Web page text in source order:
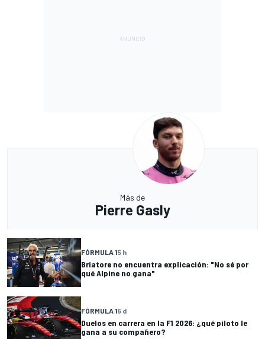
Más de
Pierre Gasly
FÓRMULA 15 h
Briatore no encuentra explicación: "No sé por
qué Alpine no gana"
FÓRMULA 15 d
Duelos en carrera en la F1 2026: ¿qué piloto le
gana a su compañero?